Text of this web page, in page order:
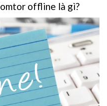
offline là gì?